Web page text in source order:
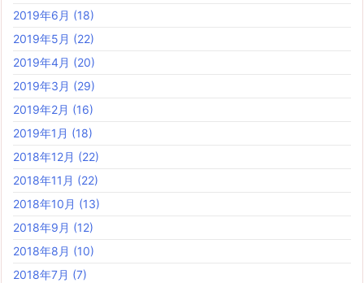
2019年6月 (18)
2019年5月 (22)
2019年4月 (20)
2019年3月 (29)
2019年2月 (16)
2019年1月 (18)
2018年12月 (22)
2018年11月 (22)
2018年10月 (13)
2018年9月 (12)
2018年8月 (10)
2018年7月 (7)